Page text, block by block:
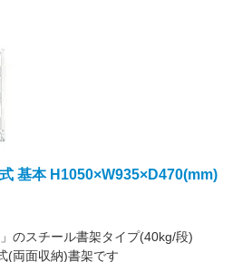
基本 H1050×W935×D470(mm)
のスチール書架タイプ(40kg/段)
(両面収納)書架です